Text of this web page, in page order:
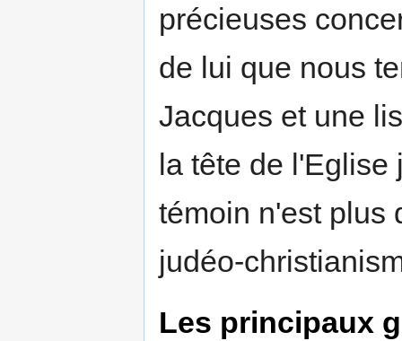
précieuses
de lui que nous
Jacques et une
la tête de l'Eglise
témoin n'est plus
judéo-
Les principaux